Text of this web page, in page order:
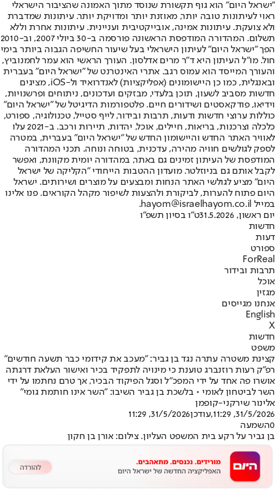
"ישראל היום" הוא גוף תקשורת שנוסד מתוך האמונה שהציבור הישראלי
ראוי לעיתונות טובה יותר, מאוזנת יותר ומדויקת יותר. עיתונות שמדברת
ולא צועקת. עיתונות אמינה, אובייקטיבית ועניינית. עיתונות אחרת וללא
תשלום. המהדורה המודפסת הראשונה פורסמה ב-30 ביולי 2007, וב-2010
הפך "ישראל היום" לעיתון הישראלי בעל שיעור החשיפה הגבוה ביותר בימי
חול. מו"ל העיתון היא ד"ר מרים אדלסון. העורך הראשי הוא עמר לחמנוביץ,
והעורך המייסד הוא עמוס רגב. אתרי האינטרנט של "ישראל היום" בעברית
ובאנגלית, כמו כן היישומונים (אפליקציות) לאנדרואיד ול-iOS, מציגים
חדשות מסביב לשעון, תוכן בלעדי, מבזקים ועדכונים, ניתוחים ופרשנויות,
וידיאו, פודקאסטים ושידורים חיים. פלטפורמות הדיגיטל של "ישראל היום"
כוללות ערוצי חדשות ודעות, תרבות ובידור, לייף סטייל, טכנולוגיה, ספורט,
כלכלה וצרכנות, בריאות, חיילים, אוכל, יהדות, תיירות ורכב. ב-2021 עלו
לאוויר האתר החדש והיישומון החדש של "ישראל היום" בעברית, במטרה
לספק לגולשים חוויה מהירה, עדכנית, בטוחה ונוחה. תכני המהדורה
המודפסת של העיתון זמינים גם באתר, במהדורה יומית מקוונת, ואפשר
לקבל אותם גם בניוזלטר. מועדון ההטבות הייחודי "הקליקה של ישראל
היום" מציע לגולשי האתר הנחות ומבצעים על מוצרים ושירותים. ישראל
היום פתוח להערות, לביקורת ולהצעות לשיפור מקהל הקוראים. פנו אלינו
במייל hayom@israelhayom.co.il.
יום ראשון, 31.5.2026
ט"ו בסיון תשפ"ו
חדשות
דעות
ספורט
ForReal
תרבות ובידור
אוכל
מגזין
אנחנו מגייסים
English
X
חדשות
משפט
קצינת משטרה עתרה נגד בן גביר: "מעכב את קידומי כבר תשעה חודשים"
רפ"ק רעות רוזנברג טוענת כי מינויה לתפקיד בכיר ואישור העלאת דרגתה
אושרו פה אחד על ידי המפכ"ל וסגל הפיקוד הבכיר, אך טרם נחתמו על ידי
השר לביטחון לאומי • בלשכת בן גביר השיבו: "השר אינו חותמת גומי"
אלינור שירקני-קופמן
31/5/2026, 11:29
,עודכן31/5/2026, 11:29
0השמעה
בן גביר על רקע בית המשפט העליון. צילום: אורן בן חקון